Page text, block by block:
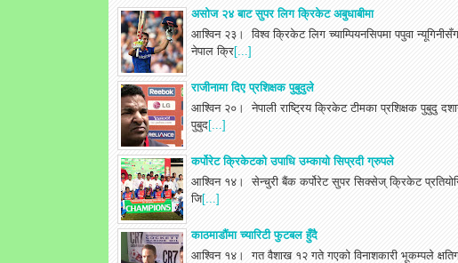
असोज २४ बाट सुपर लिग क्रिकेट अबुधाबीमा
आश्विन २३। विश्व क्रिकेट लिग च्याम्पियनसिपमा पपुवा
नेपाल क्रि[...]
राजीनामा दिए प्रशिक्षक पुबुदुले
आश्विन २०। नेपाली राष्ट्रिय क्रिकेट टीमका प्रशिक्षक पुबुदु
पुबुद[...]
कर्पोरेट क्रिकेटको उपाधि उम्कायो सिप्रदी ग्रुपले
आश्विन १४। सेन्चुरी बैंक कर्पोरेट सुपर सिक्सेज् क्रिकेट
जि[...]
काठमाडौंमा च्यारिटी फुटबल हुँदै
आश्विन १४। गत वैशाख १२ गते गएको विनाशकारी भूकम्पले